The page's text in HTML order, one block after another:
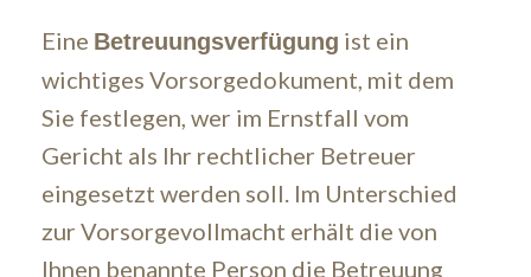
Eine Betreuungsverfügung ist ein
wichtiges Vorsorgedokument, mit dem
Sie festlegen, wer im Ernstfall vom
Gericht als Ihr rechtlicher Betreuer
eingesetzt werden soll. Im Unterschied
zur Vorsorgevollmacht erhält die von
Ihnen benannte Person die Betreuung